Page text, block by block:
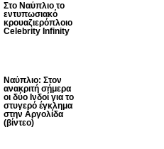
Στο Ναύπλιο το
εντυπωσιακό
κρουαζιερόπλοιο
Celebrity Infinity
Nαύπλιο: Στον
ανακριτή σήμερα
οι δύο Ινδοί για το
στυγερό έγκλημα
στην Αργολίδα
(βίντεο)